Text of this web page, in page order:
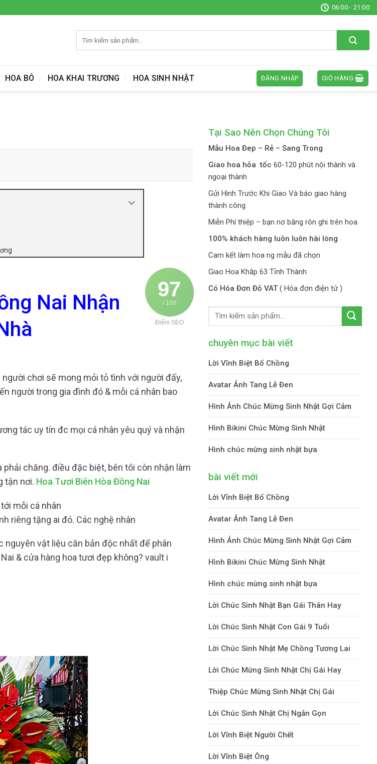
06:00 - 21:00
kiếm:
HOA BÓ HOA KHAI TRƯƠNG HOA SINH NHẬT ĐĂNG NHẬP GIỎ HÀNG
97
/ 100
Điểm SEO
Nai Nhận
người chơi sẽ mong mỏi tỏ tình với người đấy,
người trong gia đình đó & mỗi cá nhân bao
tác uy tín đc mọi cá nhân yêu quý và nhận
chăng. điều đặc biệt, bên tôi còn nhận làm
tận nơi. Hoa Tươi Biên Hòa Đồng Nai
mỗi cá nhân
riêng tặng ai đó. Các nghệ nhân
nguyên vật liệu căn bản độc nhất để phân
& cửa hàng hoa tươi đẹp không? vault i
Tại Sao Nên Chọn Chúng Tôi
Mẫu Hoa Đep – Rẻ – Sang Trong
Giao hoa hỏa tốc 60-120 phút nội thành và
ngoại thành
Gửi Hình Trước Khi Giao Và báo giao hàng
thành công
Miễn Phí thiệp – bạn nơ băng rôn ghi trên hoa
100% khách hàng luôn luôn hài lòng
Cam kết làm hoa ng mẫu đã chọn
Giao Hoa Khăp 63 Tỉnh Thành
Có Hóa Đơn Đỏ VAT ( Hóa đơn điện tử )
chuyên mục bài viết
Lời Vĩnh Biệt Bố Chồng
Avatar Ảnh Tang Lễ Đen
Hình Ảnh Chúc Mừng Sinh Nhật Gợi Cảm
Hình Bikini Chúc Mừng Sinh Nhật
Hình chúc mừng sinh nhật bựa
bài viết mới
Lời Vĩnh Biệt Bố Chồng
Avatar Ảnh Tang Lễ Đen
Hình Ảnh Chúc Mừng Sinh Nhật Gợi Cảm
Hình Bikini Chúc Mừng Sinh Nhật
Hình chúc mừng sinh nhật bựa
Lời Chúc Sinh Nhật Bạn Gái Thân Hay
Lời Chúc Sinh Nhật Con Gái 9 Tuổi
Lời Chúc Sinh Nhật Mẹ Chồng Tương Lai
Lời Chúc Mừng Sinh Nhật Chị Gái Hay
Thiệp Chúc Mừng Sinh Nhật Chị Gái
Lời Chúc Sinh Nhật Chị Ngắn Gọn
Lời Vĩnh Biệt Người Chết
Lời Vĩnh Biệt Ông